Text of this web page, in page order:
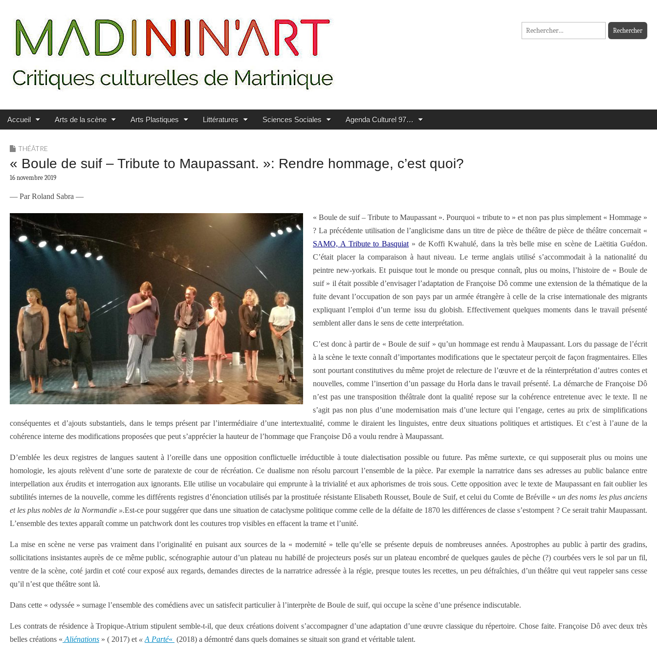
MADININ'ART
Rechercher :
Main menu
Skip to content
Accueil Arts de la scène Arts Plastiques Littératures Sciences Sociales Agenda Culturel 97…
THÉÂTRE
« Boule de suif – Tribute to Maupassant. »: Rendre hommage, c’est quoi?
16 novembre 2019
— Par Roland Sabra —
« Boule de suif – Tribute to Maupassant ». Pourquoi « tribute to » et non pas plus simplement « Hommage »
? La précédente utilisation de l’anglicisme dans un titre de pièce de théâtre de pièce de théâtre concernait «
SAMO, A Tribute to Basquiat » de Koffi Kwahulé, dans la très belle mise en scène de Laëtitia Guédon.
C’était placer la comparaison à haut niveau. Le terme anglais utilisé s’accommodait à la nationalité du
peintre new-yorkais. Et puisque tout le monde ou presque connaît, plus ou moins, l’histoire de « Boule de
suif » il était possible d’envisager l’adaptation de Françoise Dô comme une extension de la thématique de la
fuite devant l’occupation de son pays par un armée étrangère à celle de la crise internationale des migrants
expliquant l’emploi d’un terme issu du globish. Effectivement quelques moments dans le travail présenté
semblent aller dans le sens de cette interprétation.
C’est donc à partir de « Boule de suif » qu’un hommage est rendu à Maupassant. Lors du passage de l’écrit
à la scène le texte connaît d’importantes modifications que le spectateur perçoit de façon fragmentaires. Elles
sont pourtant constitutives du même projet de relecture de l’œuvre et de la réinterprétation d’autres contes et
nouvelles, comme l’insertion d’un passage du Horla dans le travail présenté. La démarche de Françoise Dô
n’est pas une transposition théâtrale dont la qualité repose sur la cohérence entretenue avec le texte. Il ne
s’agit pas non plus d’une modernisation mais d’une lecture qui l’engage, certes au prix de simplifications
conséquentes et d’ajouts substantiels, dans le temps présent par l’intermédiaire d’une intertextualité, comme le diraient les linguistes, entre deux situations politiques et artistiques. Et c’est à l’aune de la
cohérence interne des modifications proposées que peut s’apprécier la hauteur de l’hommage que Françoise Dô a voulu rendre à Maupassant.
D’emblée les deux registres de langues sautent à l’oreille dans une opposition conflictuelle irréductible à toute dialectisation possible ou future. Pas même surtexte, ce qui supposerait plus ou moins une
homologie, les ajouts relèvent d’une sorte de paratexte de cour de récréation. Ce dualisme non résolu parcourt l’ensemble de la pièce. Par exemple la narratrice dans ses adresses au public balance entre
interpellation aux érudits et interrogation aux ignorants. Elle utilise un vocabulaire qui emprunte à la trivialité et aux aphorismes de trois sous. Cette opposition avec le texte de Maupassant en fait oublier les
subtilités internes de la nouvelle, comme les différents registres d’énonciation utilisés par la prostituée résistante Elisabeth Rousset, Boule de Suif, et celui du Comte de Bréville «un des noms les plus anciens
et les plus nobles de la Normandie ».Est-ce pour suggérer que dans une situation de cataclysme politique comme celle de la défaite de 1870 les différences de classe s’estompent ? Ce serait trahir Maupassant.
L’ensemble des textes apparaît comme un patchwork dont les coutures trop visibles en effacent la trame et l’unité.
La mise en scène ne verse pas vraiment dans l’originalité en puisant aux sources de la « modernité » telle qu’elle se présente depuis de nombreuses années. Apostrophes au public à partir des gradins,
sollicitations insistantes auprès de ce même public, scénographie autour d’un plateau nu habillé de projecteurs posés sur un plateau encombré de quelques gaules de pèche (?) courbées vers le sol par un fil,
ventre de la scène, coté jardin et coté cour exposé aux regards, demandes directes de la narratrice adressée à la régie, presque toutes les recettes, un peu défraîchies, d’un théâtre qui veut rappeler sans cesse
qu’il n’est que théâtre sont là.
Dans cette « odyssée » surnage l’ensemble des comédiens avec un satisfecit particulier à l’interprète de Boule de suif, qui occupe la scène d’une présence indiscutable.
Les contrats de résidence à Tropique-Atrium stipulent semble-t-il, que deux créations doivent s’accompagner d’une adaptation d’une œuvre classique du répertoire. Chose faite. Françoise Dô avec deux très
belles créations « Aliénations » ( 2017) et « A Parté« (2018) a démontré dans quels domaines se situait son grand et véritable talent.